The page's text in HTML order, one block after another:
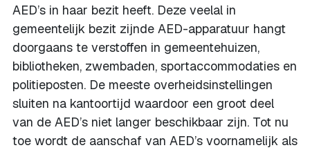
AED’s in haar bezit heeft. Deze veelal in
gemeentelijk bezit zijnde AED-apparatuur hangt
doorgaans te verstoffen in gemeentehuizen,
bibliotheken, zwembaden, sportaccommodaties en
politieposten. De meeste overheidsinstellingen
sluiten na kantoortijd waardoor een groot deel
van de AED’s niet langer beschikbaar zijn. Tot nu
toe wordt de aanschaf van AED’s voornamelijk als